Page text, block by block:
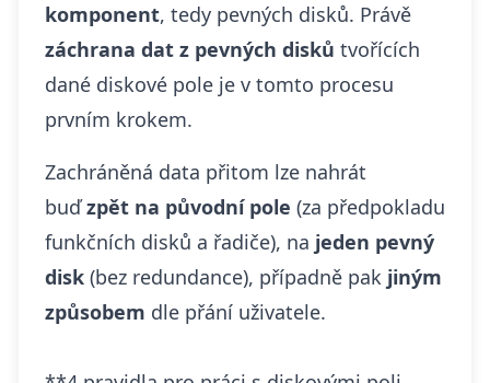
komponent, tedy pevných disků. Právě
záchrana dat z pevných disků tvořících
dané diskové pole je v tomto procesu
prvním krokem.
Zachráněná data přitom lze nahrát
buďzpět na původní pole (za předpokladu
funkčních disků a řadiče), na jeden pevný
disk (bez redundance), případně pak jiným
způsobem dle přání uživatele.